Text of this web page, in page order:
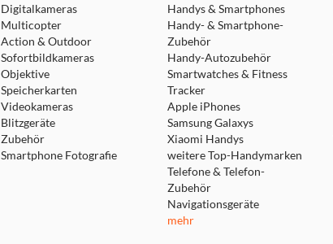
19.8 km
Digitalkameras
Multicopter
Action & Outdoor
Sofortbildkameras
Objektive
Speicherkarten
Videokameras
Blitzgeräte
Zubehör
Smartphone Fotografie
Handys & Smartphones
Handy- & Smartphone-
Zubehör
Handy-Autozubehör
Smartwatches & Fitness
Tracker
Apple iPhones
Samsung Galaxys
Xiaomi Handys
weitere Top-Handymarken
Telefone & Telefon-
Zubehör
Navigationsgeräte
mehr